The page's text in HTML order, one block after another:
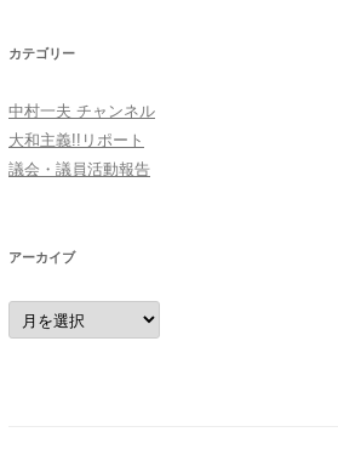
カテゴリー
中村一夫 チャンネル
大和主義!!リポート
議会・議員活動報告
アーカイブ
ア
ー
カ